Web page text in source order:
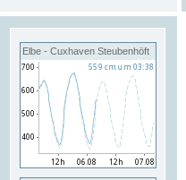
Elbe - Cuxhaven Steubenhöft